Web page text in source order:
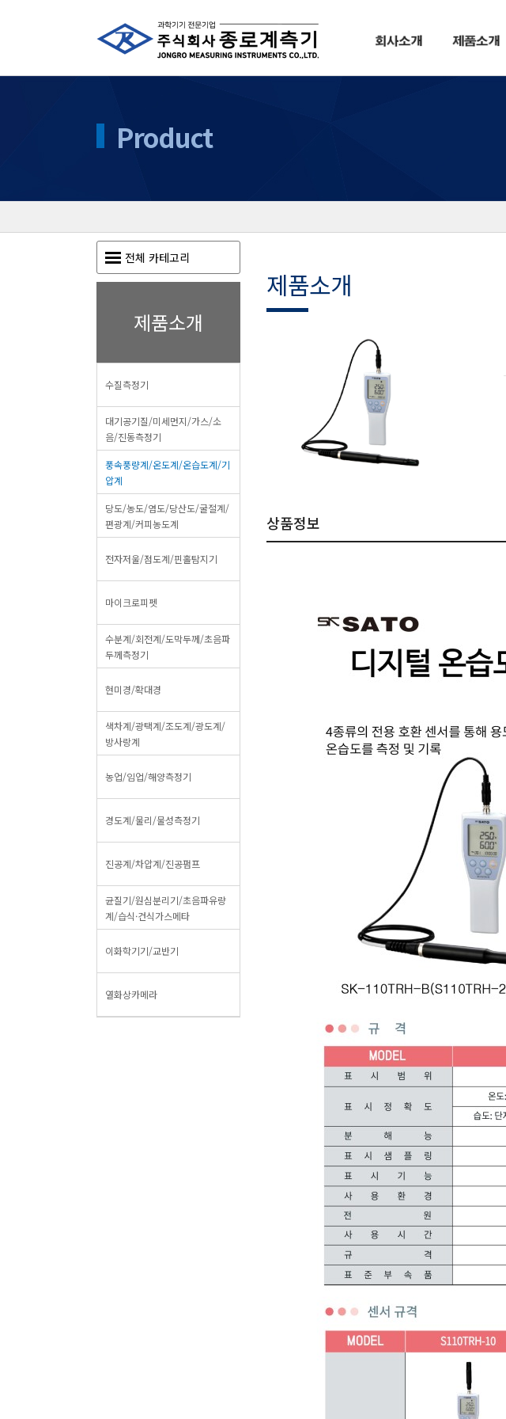
Product
전체 카테고리
제품소개
수질측정기
대기공기질/미세먼지/가스/소
음/진동측정기
풍속풍량계/온도계/온습도계/기
압계
당도/농도/염도/당산도/굴절계/
편광계/커피농도계
전자저울/점도계/핀홀탐지기
마이크로피펫
수분계/회전계/도막두께/초음파
두께측정기
현미경/확대경
색차계/광택계/조도계/광도계/
방사랑계
농업/임업/해양측정기
경도계/물리/물성측정기
진공계/차압계/진공펌프
균질기/원심분리기/초음파유량
계/습식·건식가스메타
이화학기기/교반기
열화상카메라
제품소개
상품정보